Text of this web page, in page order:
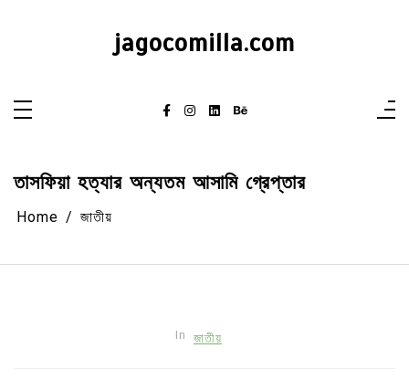
jagocomilla.com
তাসফিয়া হত্যার অন্যতম আসামি গ্রেপ্তার
Home জাতীয়
In জাতীয়